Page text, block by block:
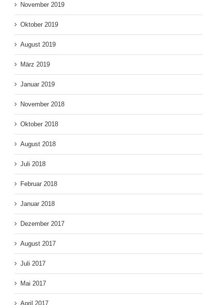
November 2019
Oktober 2019
August 2019
März 2019
Januar 2019
November 2018
Oktober 2018
August 2018
Juli 2018
Februar 2018
Januar 2018
Dezember 2017
August 2017
Juli 2017
Mai 2017
April 2017